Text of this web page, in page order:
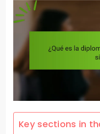
Key sections in